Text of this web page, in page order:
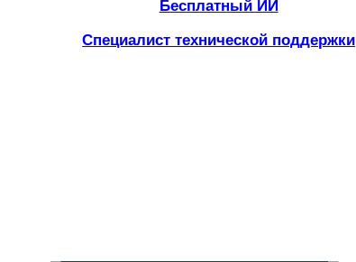
Бесплатный ИИ
Специалист технической поддержки